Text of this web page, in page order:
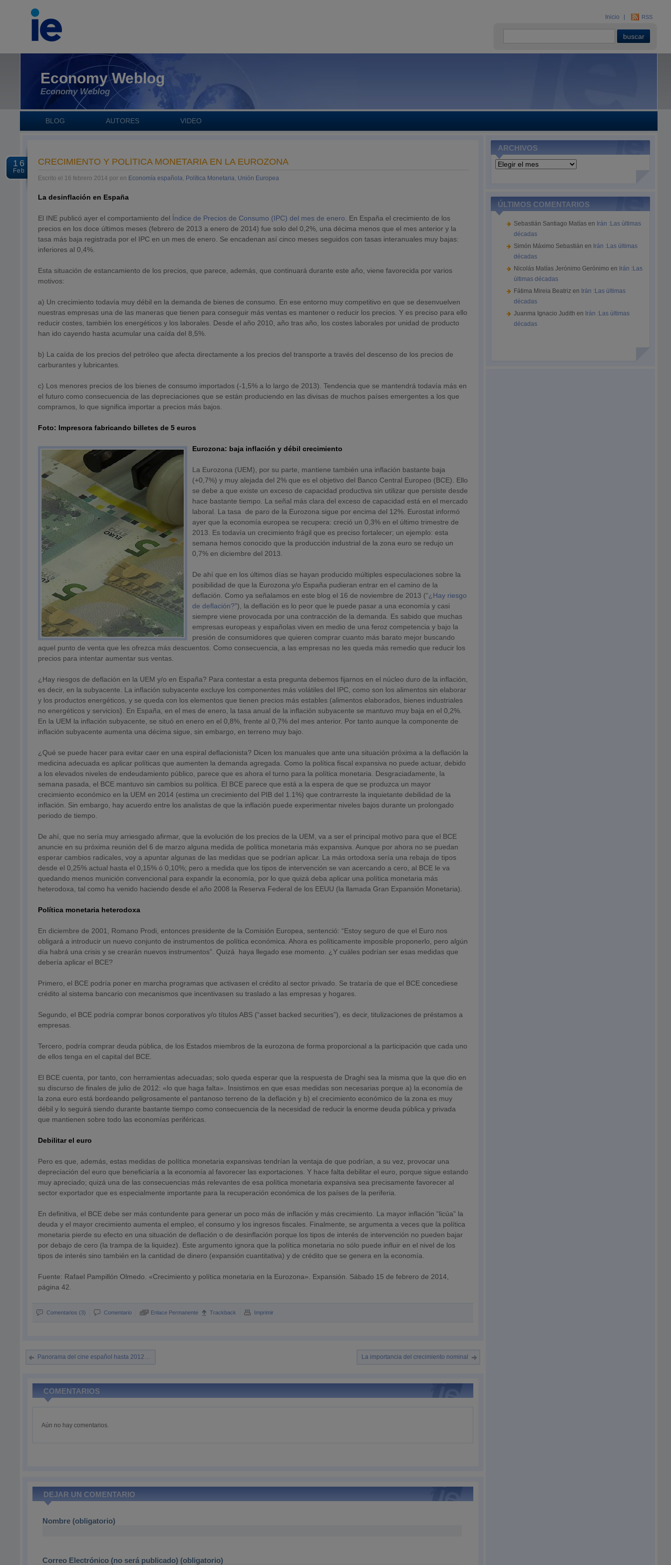
Inicio RSS
Economy Weblog
Economy Weblog
BLOG AUTORES VIDEO
16
Feb
CRECIMIENTO Y POLÍTICA MONETARIA EN LA EUROZONA
Escrito el 16 febrero 2014 por en Economía española, Política Monetaria, Unión Europea
La desinflación en España
El INE publicó ayer el comportamiento del Índice de Precios de Consumo (IPC) del mes de enero . En España el crecimiento de los
precios en los doce últimos meses (febrero de 2013 a enero de 2014) fue solo del 0,2%, una décima menos que el mes anterior y la
tasa más baja registrada por el IPC en un mes de enero. Se encadenan así cinco meses seguidos con tasas interanuales muy bajas:
inferiores al 0,4%.
Esta situación de estancamiento de los precios, que parece, además, que continuará durante este año, viene favorecida por varios
motivos:
a) Un crecimiento todavía muy débil en la demanda de bienes de consumo. En ese entorno muy competitivo en que se desenvuelven
nuestras empresas una de las maneras que tienen para conseguir más ventas es mantener o reducir los precios. Y es preciso para ello
reducir costes, también los energéticos y los laborales. Desde el año 2010, año tras año, los costes laborales por unidad de producto
han ido cayendo hasta acumular una caída del 8,5%.
b) La caída de los precios del petróleo que afecta directamente a los precios del transporte a través del descenso de los precios de
carburantes y lubricantes
c) Los menores precios de los bienes de consumo importados (-1,5% a lo largo de 2013). Tendencia que se mantendrá todavía más en
el futuro como consecuencia de las depreciaciones que se están produciendo en las divisas de muchos países emergentes a los que
compramos, lo que significa importar a precios más bajos.
Foto: Impresora fabricando billetes de 5 euros
Eurozona: baja inflación y débil crecimiento
La Eurozona (UEM), por su parte, mantiene también una inflación bastante baja
(+0,7%) y muy alejada del 2% que es el objetivo del Banco Central Europeo (BCE). Ello
se debe a que existe un exceso de capacidad productiva sin utilizar que persiste desde
hace bastante tiempo. La señal más clara del exceso de capacidad está en el mercado
laboral. La tasa de paro de la Eurozona sigue por encima del 12%. Eurostat informó
ayer que la economía europea se recupera: creció un 0,3% en el último trimestre de
2013. Es todavía un crecimiento frágil que es preciso fortalecer; un ejemplo: esta
semana hemos conocido que la producción industrial de la zona euro se redujo un
0,7% en diciembre del 2013.
De ahí que en los últimos días se hayan producido múltiples especulaciones sobre la
posibilidad de que la Eurozona y/o España pudieran entrar en el camino de la
deflación. Como ya señalamos en este blog el 16 de noviembre de 2013 (“¿Hay riesgo
de deflación?”), la deflación es lo peor que le puede pasar a una economía y casi
siempre viene provocada por una contracción de la demanda. Es sabido que muchas
empresas europeas y españolas viven en medio de una feroz competencia y bajo la
presión de consumidores que quieren comprar cuanto más barato mejor buscando
aquel punto de venta que les ofrezca más descuentos. Como consecuencia, a las empresas no les queda más remedio que reducir los
precios para intentar aumentar sus ventas.
¿Hay riesgos de deflación en la UEM y/o en España? Para contestar a esta pregunta debemos fijarnos en el núcleo duro de la inflación,
es decir, en la subyacente. La inflación subyacente excluye los componentes más volátiles del IPC, como son los alimentos sin elaborar
y los productos energéticos, y se queda con los elementos que tienen precios más estables (alimentos elaborados, bienes industriales
no energéticos y servicios). En España, en el mes de enero, la tasa anual de la inflación subyacente se mantuvo muy baja en el 0,2%.
En la UEM la inflación subyacente, se situó en enero en el 0,8%, frente al 0,7% del mes anterior. Por tanto aunque la componente de
inflación subyacente aumenta una décima sigue, sin embargo, en terreno muy bajo.
¿Qué se puede hacer para evitar caer en una espiral deflacionista? Dicen los manuales que ante una situación próxima a la deflación la
medicina adecuada es aplicar políticas que aumenten la demanda agregada. Como la política fiscal expansiva no puede actuar, debido
a los elevados niveles de endeudamiento público, parece que es ahora el turno para la política monetaria. Desgraciadamente, la
semana pasada, el BCE mantuvo sin cambios su política. El BCE parece que está a la espera de que se produzca un mayor
crecimiento económico en la UEM en 2014 (estima un crecimiento del PIB del 1.1%) que contrarreste la inquietante debilidad de la
inflación. Sin embargo, hay acuerdo entre los analistas de que la inflación puede experimentar niveles bajos durante un prolongado
periodo de tiempo.
De ahí, que no sería muy arriesgado afirmar, que la evolución de los precios de la UEM, va a ser el principal motivo para que el BCE
anuncie en su próxima reunión del 6 de marzo alguna medida de política monetaria más expansiva. Aunque por ahora no se puedan
esperar cambios radicales, voy a apuntar algunas de las medidas que se podrían aplicar. La más ortodoxa sería una rebaja de tipos
desde el 0,25% actual hasta el 0,15% ó 0,10%; pero a medida que los tipos de intervención se van acercando a cero, al BCE le va
quedando menos munición convencional para expandir la economía, por lo que quizá deba aplicar una política monetaria más
heterodoxa, tal como ha venido haciendo desde el año 2008 la Reserva Federal de los EEUU (la llamada Gran Expansión Monetaria).
Política monetaria heterodoxa
En diciembre de 2001, Romano Prodi, entonces presidente de la Comisión Europea, sentenció: “Estoy seguro de que el Euro nos
obligará a introducir un nuevo conjunto de instrumentos de política económica. Ahora es políticamente imposible proponerlo, pero algún
día habrá una crisis y se crearán nuevos instrumentos”. Quizá haya llegado ese momento. ¿Y cuáles podrían ser esas medidas que
debería aplicar el BCE?
Primero, el BCE podría poner en marcha programas que activasen el crédito al sector privado. Se trataría de que el BCE concediese
crédito al sistema bancario con mecanismos que incentivasen su traslado a las empresas y hogares.
Segundo, el BCE podría comprar bonos corporativos y/o títulos ABS (“asset backed securities”), es decir, titulizaciones de préstamos a
empresas.
Tercero, podría comprar deuda pública, de los Estados miembros de la eurozona de forma proporcional a la participación que cada uno
de ellos tenga en el capital del BCE.
El BCE cuenta, por tanto, con herramientas adecuadas; solo queda esperar que la respuesta de Draghi sea la misma que la que dio en
su discurso de finales de julio de 2012: «lo que haga falta». Insistimos en que esas medidas son necesarias porque a) la economía de
la zona euro está bordeando peligrosamente el pantanoso terreno de la deflación y b) el crecimiento económico de la zona es muy
débil y lo seguirá siendo durante bastante tiempo como consecuencia de la necesidad de reducir la enorme deuda pública y privada
que mantienen sobre todo las economías periféricas.
Debilitar el euro
Pero es que, además, estas medidas de política monetaria expansivas tendrían la ventaja de que podrían, a su vez, provocar una
depreciación del euro que beneficiaría a la economía al favorecer las exportaciones. Y hace falta debilitar el euro, porque sigue estando
muy apreciado; quizá una de las consecuencias más relevantes de esa política monetaria expansiva sea precisamente favorecer al
sector exportador que es especialmente importante para la recuperación económica de los países de la periferia.
En definitiva, el BCE debe ser más contundente para generar un poco más de inflación y más crecimiento. La mayor inflación “licúa” la
deuda y el mayor crecimiento aumenta el empleo, el consumo y los ingresos fiscales. Finalmente, se argumenta a veces que la política
monetaria pierde su efecto en una situación de deflación o de desinflación porque los tipos de interés de intervención no pueden bajar
por debajo de cero (la trampa de la liquidez). Este argumento ignora que la política monetaria no sólo puede influir en el nivel de los
tipos de interés sino también en la cantidad de dinero (expansión cuantitativa) y de crédito que se genera en la economía.
Fuente: Rafael Pampillón Olmedo. «Crecimiento y política monetaria en la Eurozona». Expansión. Sábado 15 de febrero de 2014,
página 42.
Comentarios (3) Comentario Enlace Permanente Trackback Imprimir
Panorama del cine español hasta 2012… La importancia del crecimiento nominal
COMENTARIOS
Aún no hay comentarios.
DEJAR UN COMENTARIO
Nombre (obligatorio)
Correo Electrónico (no será publicado) (obligatorio)
ARCHIVOS
Archivos
ÚLTIMOS COMENTARIOS
Sebastián Santiago Matías en Irán :Las últimas
décadas
Simón Máximo Sebastián en Irán :Las últimas
décadas
Nicolás Matías Jerónimo Gerónimo en Irán :Las
últimas décadas
Fátima Mireia Beatriz en Irán :Las últimas
décadas
Juanma Ignacio Judith en Irán :Las últimas
décadas